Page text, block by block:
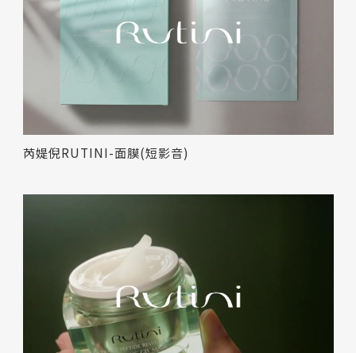
芮媞倪RUTINI-面膜(短影音)